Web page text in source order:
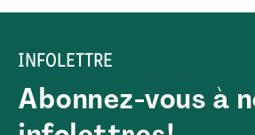
INFOLETTRE
Abonnez-vous à